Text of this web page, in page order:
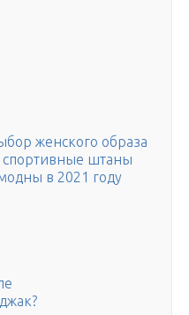
женского образа
штаны
в 2021 году